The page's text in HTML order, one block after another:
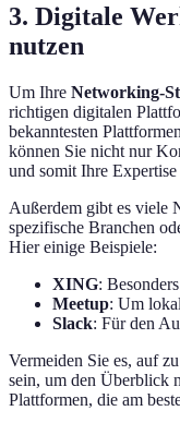
3. Digitale
nutzen
Um Ihre Networking-
richtigen digitalen
bekanntesten
können Sie nicht nur
und somit Ihre
Außerdem gibt es viele
spezifische Branchen
Hier einige Beispiele:
XING:
Meetup: Um
Slack: Für den
Vermeiden Sie es, auf
sein, um den Überblick
Plattformen, die am